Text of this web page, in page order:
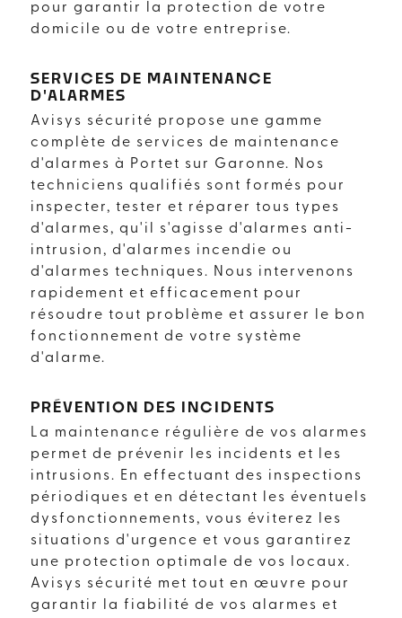
pour garantir la protection de votre
domicile ou de votre entreprise.
SERVICES DE MAINTENANCE
D'ALARMES
Avisys sécurité propose une gamme
complète de services de maintenance
d'alarmes à Portet sur Garonne. Nos
techniciens qualifiés sont formés pour
inspecter, tester et réparer tous types
d'alarmes, qu'il s'agisse d'alarmes anti-
intrusion, d'alarmes incendie ou
d'alarmes techniques. Nous intervenons
rapidement et efficacement pour
résoudre tout problème et assurer le bon
fonctionnement de votre système
d'alarme.
PRÉVENTION DES INCIDENTS
La maintenance régulière de vos alarmes
permet de prévenir les incidents et les
intrusions. En effectuant des inspections
périodiques et en détectant les éventuels
dysfonctionnements, vous éviterez les
situations d'urgence et vous garantirez
une protection optimale de vos locaux.
Avisys sécurité met tout en œuvre pour
garantir la fiabilité de vos alarmes et